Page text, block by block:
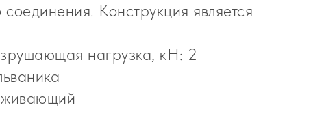
Конструкция является
нагрузка, кН: 2